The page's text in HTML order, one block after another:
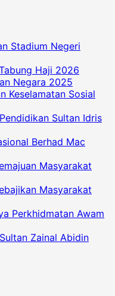
Stadium Negeri
Haji 2026
Negara 2025
Keselamatan Sosial
Sultan Idris
Berhad Mac
Masyarakat
Masyarakat
Perkhidmatan Awam
Zainal Abidin